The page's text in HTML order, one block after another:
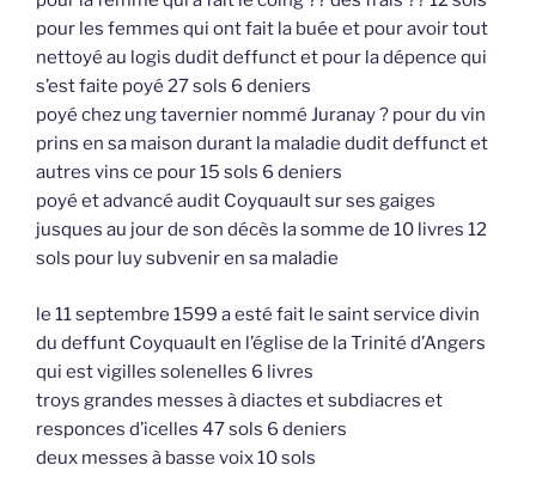
pour les femmes qui ont fait la buée et pour avoir tout
nettoyé au logis dudit deffunct et pour la dépence qui
s’est faite poyé 27 sols 6 deniers
poyé chez ung tavernier nommé Juranay ? pour du vin
prins en sa maison durant la maladie dudit deffunct et
autres vins ce pour 15 sols 6 deniers
poyé et advancé audit Coyquault sur ses gaiges
jusques au jour de son décès la somme de 10 livres 12
sols pour luy subvenir en sa maladie
le 11 septembre 1599 a esté fait le saint service divin
du deffunt Coyquault en l’église de la Trinité d’Angers
qui est vigilles solenelles 6 livres
troys grandes messes à diactes et subdiacres et
responces d’icelles 47 sols 6 deniers
deux messes à basse voix 10 sols